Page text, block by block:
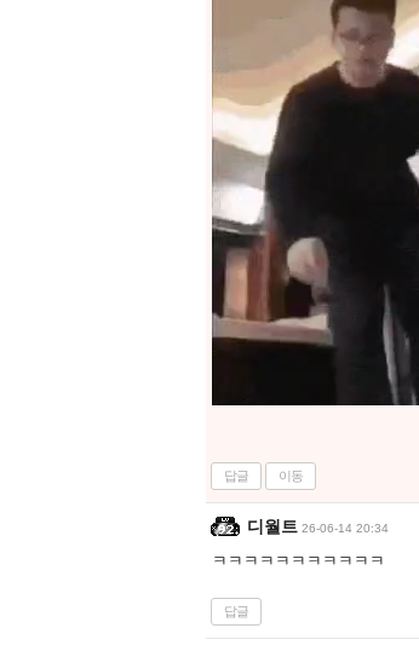
답글 이동
디월트 26-06-14 20:34
ㅋㅋㅋㅋㅋㅋㅋㅋㅋㅋㅋ
답글